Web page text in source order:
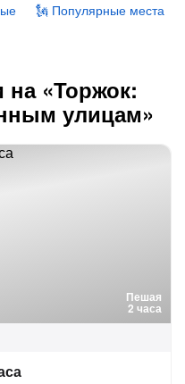
🗽 Популярные места
на «Торжок:
улицам»
Пешая
2 часа